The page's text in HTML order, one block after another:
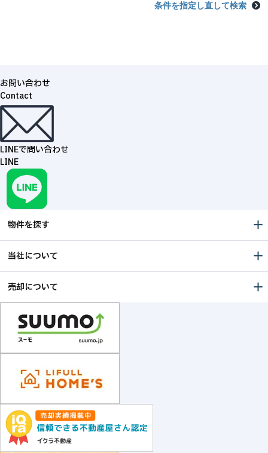
条件を指定し直して検索
お問い合わせ
Contact
LINEで問い合わせ
LINE
物件を探す
当社について
売却について